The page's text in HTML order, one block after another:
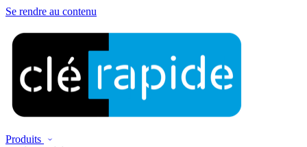
Se rendre au contenu
Produits